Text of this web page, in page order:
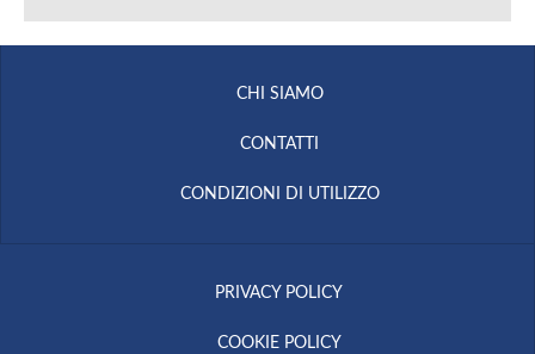
CHI SIAMO
CONTATTI
CONDIZIONI DI UTILIZZO
PRIVACY POLICY
COOKIE POLICY